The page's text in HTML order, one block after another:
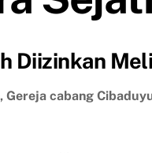
Diizinkan
Gereja cabang